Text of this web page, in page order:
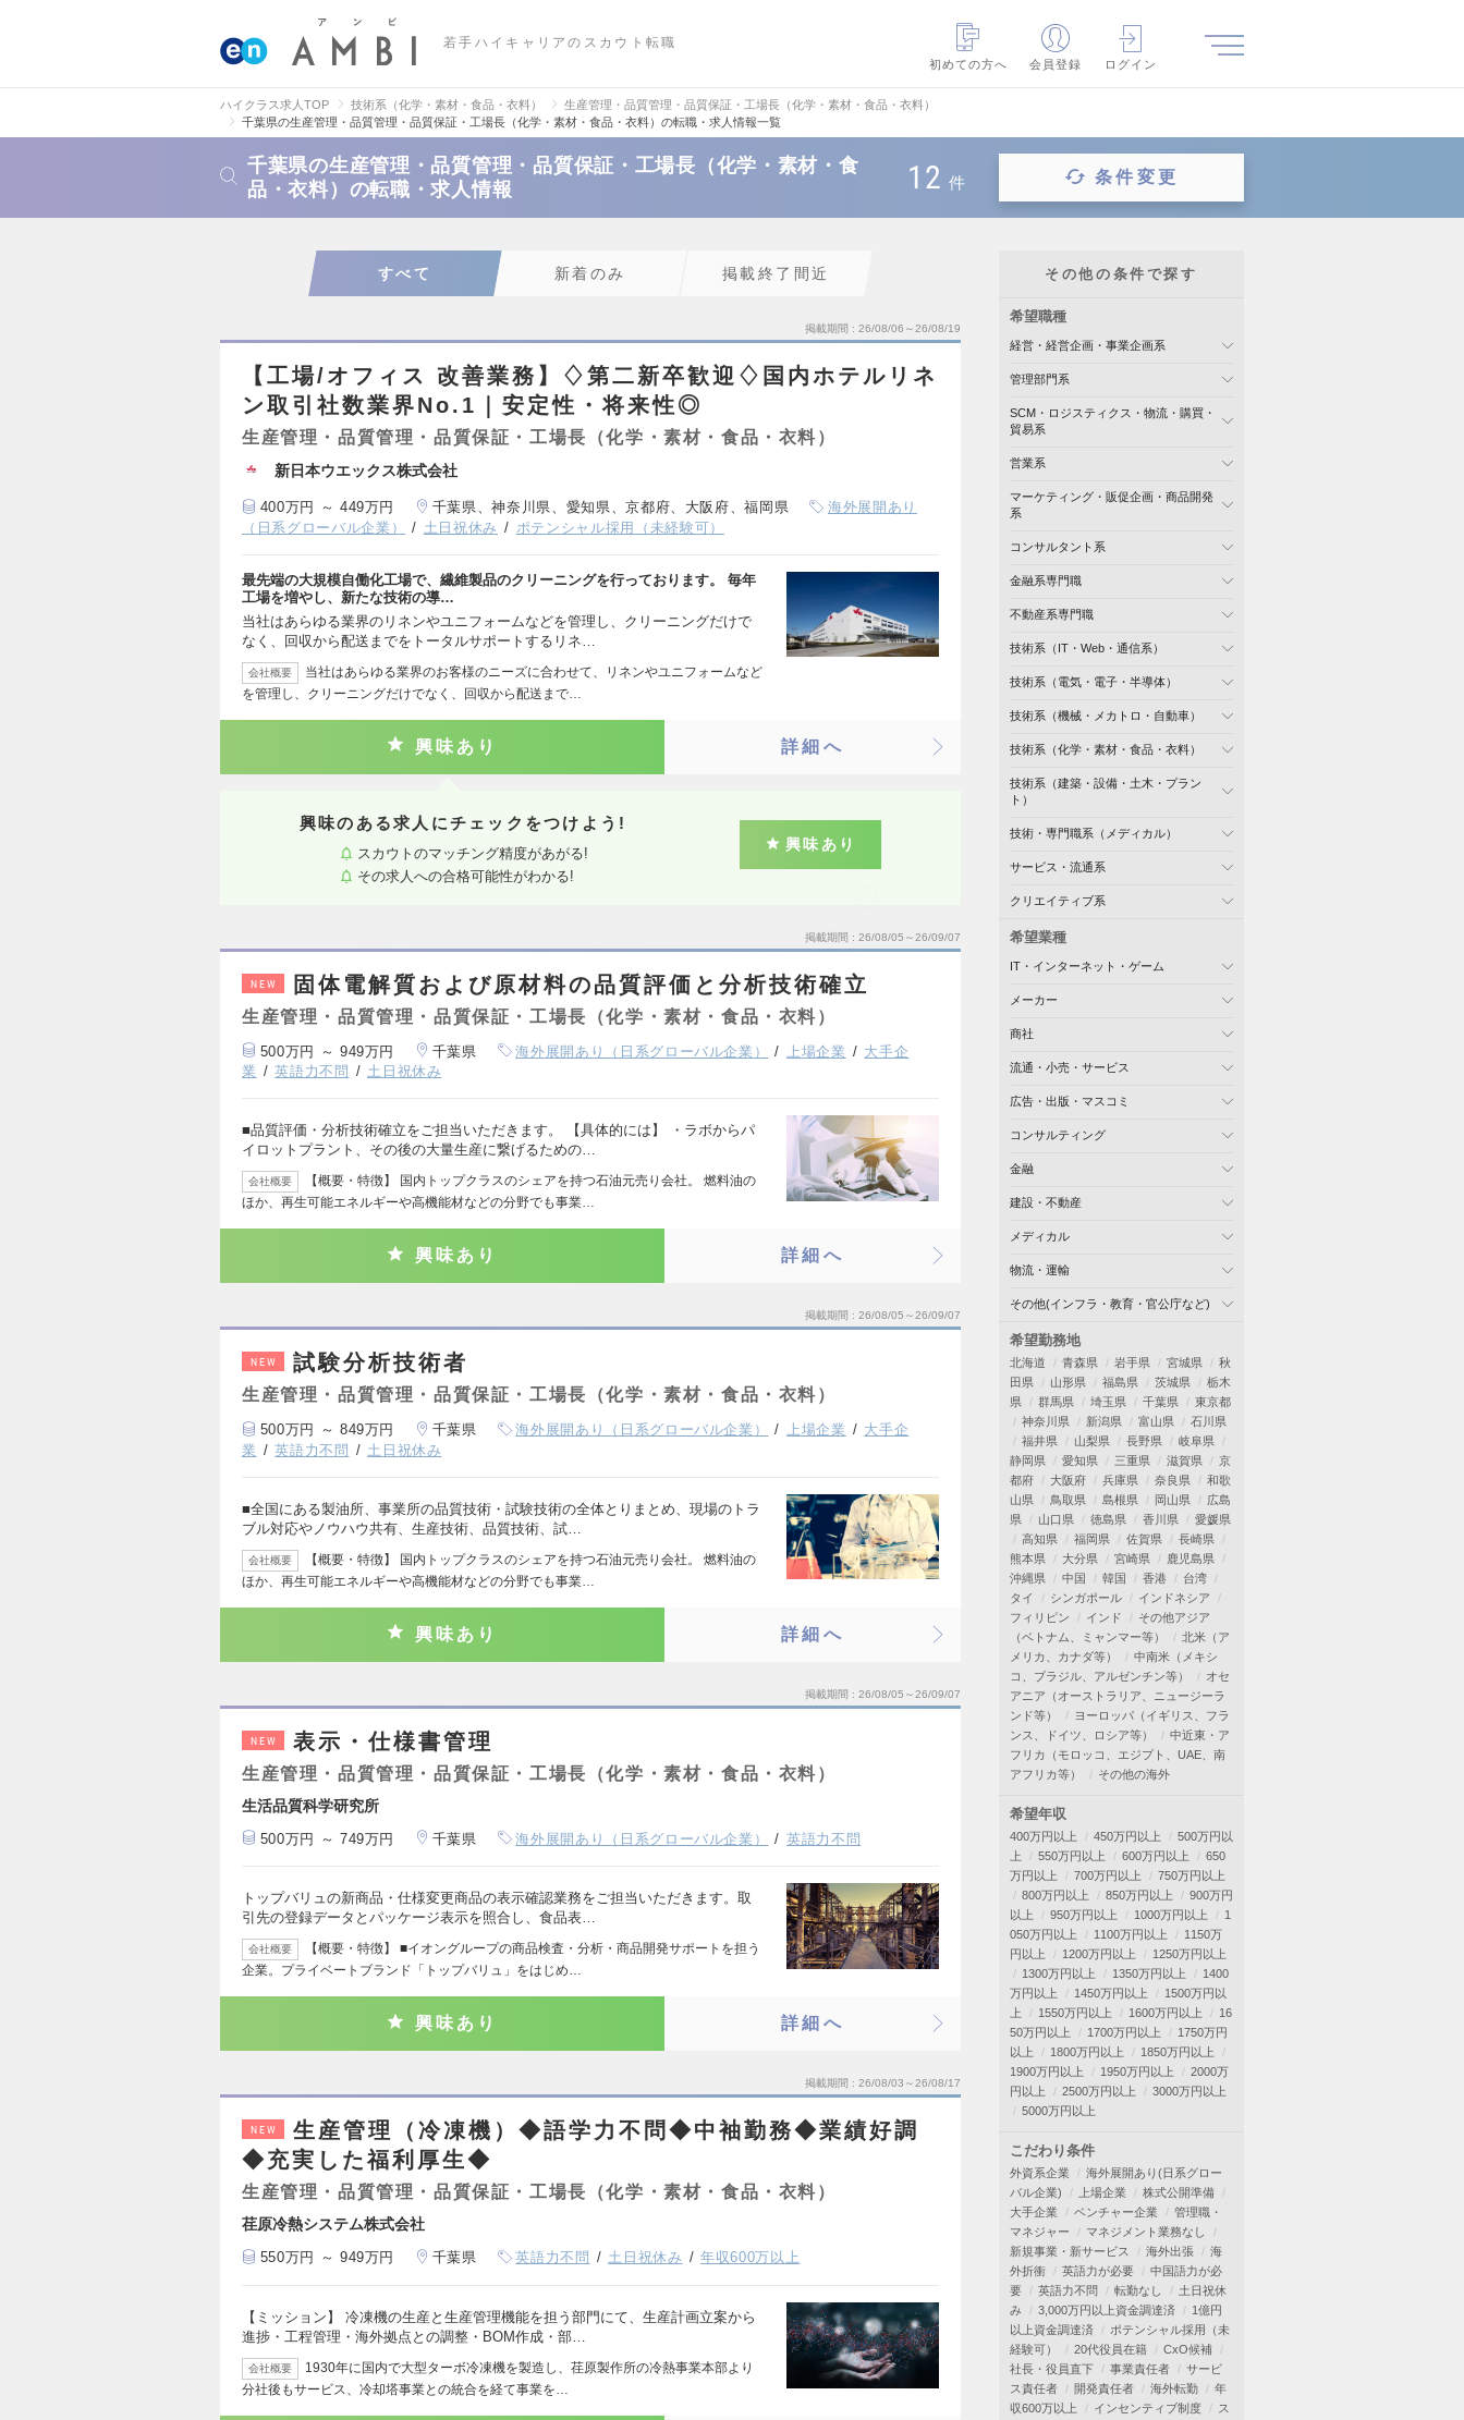
若手ハイキャリアのスカウト転職
初めての方へ
会員登録 ログイン
ハイクラス求人TOP 技術系（化学・素材・食品・衣料）
生産管理・品質管理・品質保証・工場長（化学・素材・食品・衣料）
千葉県の生産管理・品質管理・品質保証・工場長（化学・素材・食品・衣料）の転職・求人情報一覧
千葉県の生産管理・品質管理・品質保証・工場長（化学・素材・食
品・衣料）の転職・求人情報
12 件 条件変更
すべて 新着のみ 掲載終了間近
掲載期間 26/08/06～26/08/19
【工場/オフィス 改善業務】♢第二新卒歓迎♢国内ホテルリネ
ン取引社数業界No.1｜安定性・将来性◎
生産管理・品質管理・品質保証・工場長（化学・素材・食品・衣料）
新日本ウエックス株式会社
400万円 ～ 449万円 千葉県、神奈川県、愛知県、京都府、大阪府、福岡県
海外展開あり
（日系グローバル企業）
土日祝休み ポテンシャル採用（未経験可）
最先端の大規模自働化工場で、繊維製品のクリーニングを行っております。 毎年
工場を増やし、新たな技術の導…
当社はあらゆる業界のリネンやユニフォームなどを管理し、クリーニングだけで
なく、回収から配送までをトータルサポートするリネ…
会社概要
当社はあらゆる業界のお客様のニーズに合わせて、リネンやユニフォームなど
を管理し、クリーニングだけでなく、回収から配送まで…
興味あり 詳細へ
興味のある求人にチェックをつけよう!
スカウトのマッチング精度があがる!
その求人への合格可能性がわかる!
興味あり
掲載期間 26/08/05～26/09/07
NEW 固体電解質および原材料の品質評価と分析技術確立
生産管理・品質管理・品質保証・工場長（化学・素材・食品・衣料）
500万円 ～ 949万円 千葉県 海外展開あり（日系グローバル企業） 上場企業
大手企
業
英語力不問 土日祝休み
■品質評価・分析技術確立をご担当いただきます。 【具体的には】 ・ラボからパ
イロットプラント、その後の大量生産に繋げるための…
会社概要
【概要・特徴】 国内トップクラスのシェアを持つ石油元売り会社。 燃料油の
ほか、再生可能エネルギーや高機能材などの分野でも事業…
興味あり 詳細へ
掲載期間 26/08/05～26/09/07
NEW 試験分析技術者
生産管理・品質管理・品質保証・工場長（化学・素材・食品・衣料）
500万円 ～ 849万円 千葉県 海外展開あり（日系グローバル企業） 上場企業
大手企
業
英語力不問 土日祝休み
■全国にある製油所、事業所の品質技術・試験技術の全体とりまとめ、現場のトラ
ブル対応やノウハウ共有、生産技術、品質技術、試…
会社概要
【概要・特徴】 国内トップクラスのシェアを持つ石油元売り会社。 燃料油の
ほか、再生可能エネルギーや高機能材などの分野でも事業…
興味あり 詳細へ
掲載期間 26/08/05～26/09/07
NEW 表示・仕様書管理
生産管理・品質管理・品質保証・工場長（化学・素材・食品・衣料）
生活品質科学研究所
500万円 ～ 749万円 千葉県 海外展開あり（日系グローバル企業） 英語力不問
トップバリュの新商品・仕様変更商品の表示確認業務をご担当いただきます。取
引先の登録データとパッケージ表示を照合し、食品表…
会社概要
【概要・特徴】 ■イオングループの商品検査・分析・商品開発サポートを担う
企業。プライベートブランド「トップバリュ」をはじめ…
興味あり 詳細へ
掲載期間 26/08/03～26/08/17
NEW
生産管理（冷凍機）◆語学力不問◆中袖勤務◆業績好調
◆充実した福利厚生◆
生産管理・品質管理・品質保証・工場長（化学・素材・食品・衣料）
荏原冷熱システム株式会社
550万円 ～ 949万円 千葉県 英語力不問 土日祝休み 年収600万以上
【ミッション】 冷凍機の生産と生産管理機能を担う部門にて、生産計画立案から
進捗・工程管理・海外拠点との調整・BOM作成・部…
会社概要
1930年に国内で大型ターボ冷凍機を製造し、荏原製作所の冷熱事業本部より
分社後もサービス、冷却塔事業との統合を経て事業を…
その他の条件で探す
希望職種
経営・経営企画・事業企画系
管理部門系
SCM・ロジスティクス・物流・購買・
貿易系
営業系
マーケティング・販促企画・商品開発
系
コンサルタント系
金融系専門職
不動産系専門職
技術系（IT・Web・通信系）
技術系（電気・電子・半導体）
技術系（機械・メカトロ・自動車）
技術系（化学・素材・食品・衣料）
技術系（建築・設備・土木・プラン
ト）
技術・専門職系（メディカル）
サービス・流通系
クリエイティブ系
希望業種
IT・インターネット・ゲーム
メーカー
商社
流通・小売・サービス
広告・出版・マスコミ
コンサルティング
金融
建設・不動産
メディカル
物流・運輸
その他(インフラ・教育・官公庁など)
希望勤務地
北海道 青森県 岩手県 宮城県
秋
田県
山形県 福島県 茨城県
栃木
県
群馬県 埼玉県 千葉県
東京都
神奈川県
新潟県 富山県
石川県
福井県
山梨県 長野県
岐阜県
静岡県
愛知県 三重県 滋賀県
京
都府
大阪府 兵庫県 奈良県
和歌
山県
鳥取県 島根県 岡山県
広島
県
山口県 徳島県 香川県
愛媛県
高知県
福岡県 佐賀県
長崎県
熊本県
大分県 宮崎県
鹿児島県
沖縄県
中国 韓国 香港
台湾
タイ
シンガポール
インドネシア
フィリピン
インド
その他アジア
（ベトナム、ミャンマー等）
北米（ア
メリカ、カナダ等）
中南米（メキシ
コ、ブラジル、アルゼンチン等）
オセ
アニア（オーストラリア、ニュージーラ
ンド等）
ヨーロッパ（イギリス、フラ
ンス、ドイツ、ロシア等）
中近東・ア
フリカ（モロッコ、エジプト、UAE、南
アフリカ等）
その他の海外
希望年収
400万円以上 450万円以上
500万円以
上
550万円以上 600万円以上
650
万円以上
700万円以上
750万円以上
800万円以上
850万円以上
900万円
以上
950万円以上 1000万円以上
1
050万円以上
1100万円以上
1150万
円以上
1200万円以上
1250万円以上
1300万円以上
1350万円以上
1400
万円以上
1450万円以上
1500万円以
上
1550万円以上 1600万円以上
16
50万円以上
1700万円以上
1750万円
以上
1800万円以上
1850万円以上
1900万円以上
1950万円以上
2000万
円以上
2500万円以上
3000万円以上
5000万円以上
こだわり条件
外資系企業
海外展開あり(日系グロー
バル企業)
上場企業
株式公開準備
大手企業
ベンチャー企業
管理職・
マネジャー
マネジメント業務なし
新規事業・新サービス
海外出張
海
外折衝
英語力が必要
中国語力が必
要
英語力不問 転勤なし
土日祝休
み
3,000万円以上資金調達済
1億円
以上資金調達済
ポテンシャル採用（未
経験可）
20代役員在籍
CxO候補
社長・役員直下
事業責任者
サービ
ス責任者
開発責任者 海外転勤
年
収600万以上
インセンティブ制度
ス